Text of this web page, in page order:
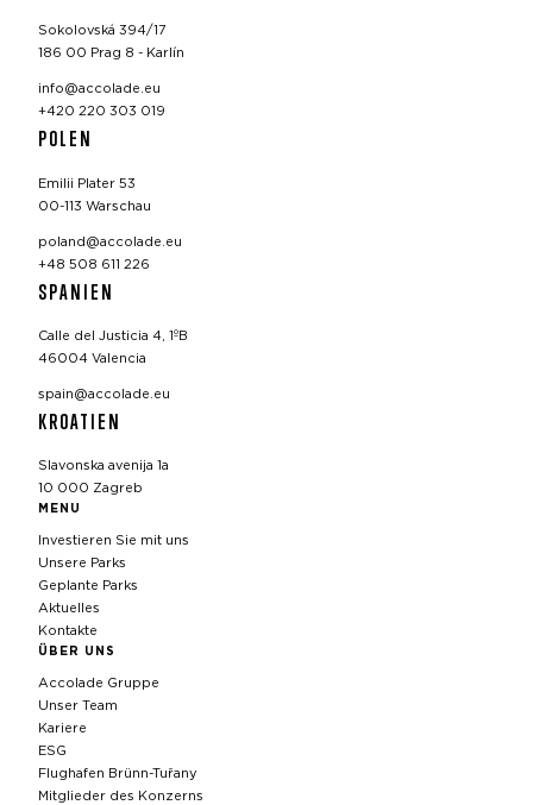
Sokolovská 394/17
186 00 Prag 8 - Karlín
info@accolade.eu
+420 220 303 019
POLEN
Emilii Plater 53
00-113 Warschau
poland@accolade.eu
+48 508 611 226
SPANIEN
Calle del Justicia 4, 1ºB
46004 Valencia
spain@accolade.eu
KROATIEN
Slavonska avenija 1a
10 000 Zagreb
MENU
Investieren Sie mit uns
Unsere Parks
Geplante Parks
Aktuelles
Kontakte
ÜBER UNS
Accolade Gruppe
Unser Team
Kariere
ESG
Flughafen Brünn-Tuřany
Mitglieder des Konzerns